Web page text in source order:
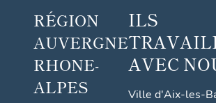
RÉGION
AUVERGNE
RHONE-
ALPES
ILS
AVEC
Ville d'Aix-les-